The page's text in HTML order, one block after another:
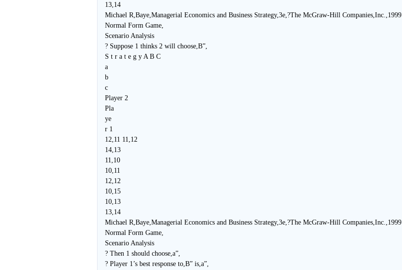
13,14
Michael R,Baye,Managerial Economics and Business Strategy,3e,?The McGraw-Hill Companies,Inc.,1999
Normal Form Game,
Scenario Analysis
? Suppose 1 thinks 2 will choose,B”,
S t r a t e g y A B C
a
b
c
Player 2
Pla
ye
r 1
12,11 11,12
14,13
11,10
10,11
12,12
10,15
10,13
13,14
Michael R,Baye,Managerial Economics and Business Strategy,3e,?The McGraw-Hill Companies,Inc.,1999
Normal Form Game,
Scenario Analysis
? Then 1 should choose,a”,
? Player 1’s best response to,B” is,a”,